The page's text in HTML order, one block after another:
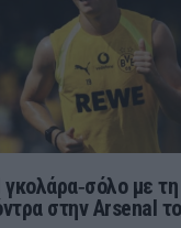
με
στην Arsenal